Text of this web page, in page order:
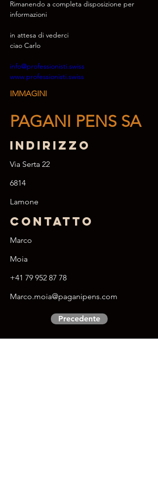
Rimanendo a completa disposizione per
informazioni
in attesa di vederci
ciao Carlo
info@professionisti.swiss
www.professionisti.swiss
IMMAGINI
PAGANI PENS SA
Indirizzo
Via Serta 22
6814
Lamone
Contatto
Marco
Moia
+41 79 952 87 78
Marco.moia@paganipens.com
Precedente